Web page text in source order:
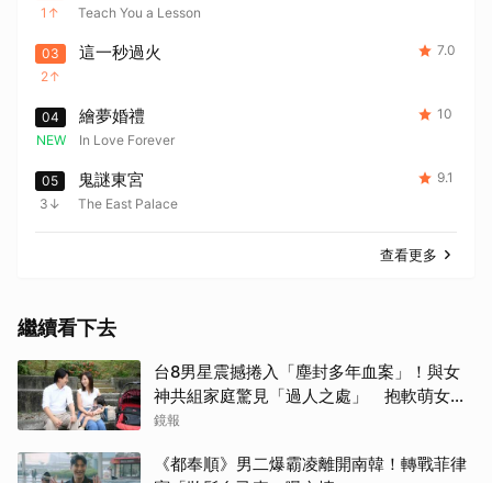
1
Teach You a Lesson
03
2
這一秒過火 7.0
04
NEW
繪夢婚禮
In Love Forever
10
05
3
鬼謎東宮
The East Palace
9.1
查看更多
繼續看下去
台8男星震撼捲入「塵封多年血案」！與女
神共組家庭驚見「過人之處」 抱軟萌女娃
動念再拚一胎
鏡報
《都奉順》男二爆霸凌離開南韓！轉戰菲律